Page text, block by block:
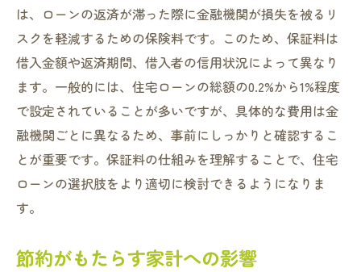
賢い借り手が知っておくべき保証料の情報
保証料節約で賢く住宅ローンを組む方法
最適なローン商品を選ぶための調査ポイン
ト
保証料を最小限に抑える交渉術
借り入れ額と保証料のバランスを考える
節税効果も見据えた保証料節約法
住宅ローン選びで保証料を抑えるポイント
は、ローンの返済が滞った際に金融機関が損失を被るリ
スクを軽減するための保険料です。このため、保証料は
借入金額や返済期間、借入者の信用状況によって異なり
ます。一般的には、住宅ローンの総額の0.2%から1%程度
で設定されていることが多いですが、具体的な費用は金
融機関ごとに異なるため、事前にしっかりと確認するこ
とが重要です。保証料の仕組みを理解することで、住宅
ローンの選択肢をより適切に検討できるようになりま
す。
節約がもたらす家計への影響